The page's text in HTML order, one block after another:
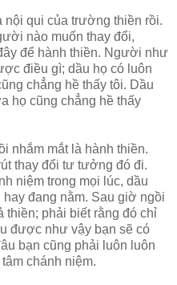
nội qui của trường thiền rồi.
nào muốn thay đổi,
để hành thiền. Người như
điều gì; dầu họ có luôn
chẳng hề thấy tôi. Dầu
họ cũng chẳng hề thấy
nhắm mắt là hành thiền.
thay đổi tư tưởng đó đi.
niệm trong mọi lúc, dầu
đang nằm. Sau giờ ngồi
thiền; phải biết rằng đó chỉ
được như vậy bạn sẽ có
bạn cũng phải luôn luôn
chánh niệm.